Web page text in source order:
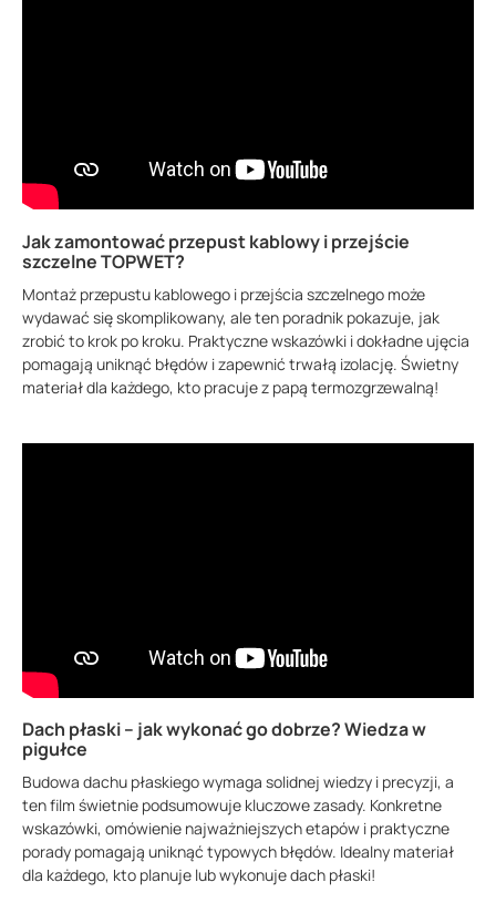
Jak zamontować przepust kablowy i przejście
szczelne TOPWET?
Montaż przepustu kablowego i przejścia szczelnego może
wydawać się skomplikowany, ale ten poradnik pokazuje, jak
zrobić to krok po kroku. Praktyczne wskazówki i dokładne ujęcia
pomagają uniknąć błędów i zapewnić trwałą izolację. Świetny
materiał dla każdego, kto pracuje z papą termozgrzewalną!
Dach płaski – jak wykonać go dobrze? Wiedza w
pigułce
Budowa dachu płaskiego wymaga solidnej wiedzy i precyzji, a
ten film świetnie podsumowuje kluczowe zasady. Konkretne
wskazówki, omówienie najważniejszych etapów i praktyczne
porady pomagają uniknąć typowych błędów. Idealny materiał
dla każdego, kto planuje lub wykonuje dach płaski!